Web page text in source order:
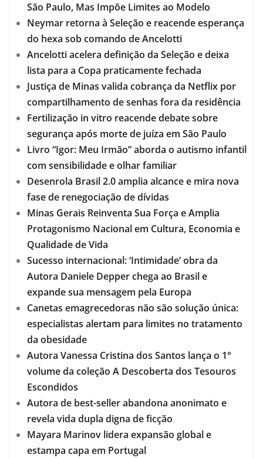
São Paulo, Mas Impõe Limites ao Modelo
Neymar retorna à Seleção e reacende esperança
do hexa sob comando de Ancelotti
Ancelotti acelera definição da Seleção e deixa
lista para a Copa praticamente fechada
Justiça de Minas valida cobrança da Netflix por
compartilhamento de senhas fora da residência
Fertilização in vitro reacende debate sobre
segurança após morte de juíza em São Paulo
Livro “Igor: Meu Irmão” aborda o autismo infantil
com sensibilidade e olhar familiar
Desenrola Brasil 2.0 amplia alcance e mira nova
fase de renegociação de dívidas
Minas Gerais Reinventa Sua Força e Amplia
Protagonismo Nacional em Cultura, Economia e
Qualidade de Vida
Sucesso internacional: ‘Intimidade’ obra da
Autora Daniele Depper chega ao Brasil e
expande sua mensagem pela Europa
Canetas emagrecedoras não são solução única:
especialistas alertam para limites no tratamento
da obesidade
Autora Vanessa Cristina dos Santos lança o 1°
volume da coleção A Descoberta dos Tesouros
Escondidos
Autora de best-seller abandona anonimato e
revela vida dupla digna de ficção
Mayara Marinov lidera expansão global e
estampa capa em Portugal